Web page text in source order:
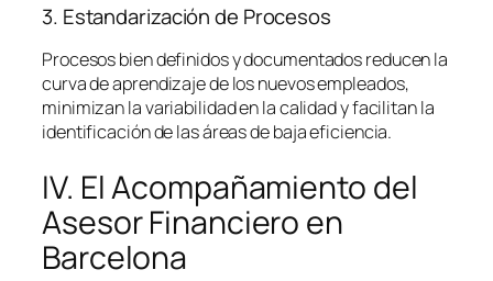
3. Estandarización de Procesos
Procesos bien definidos y documentados reducen la
curva de aprendizaje de los nuevos empleados,
minimizan la variabilidad en la calidad y facilitan la
identificación de las áreas de baja eficiencia.
IV. El Acompañamiento del
Asesor Financiero en
Barcelona